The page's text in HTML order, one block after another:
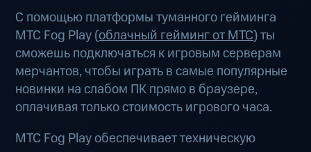
С помощью платформы туманного гейминга
МТС Fog Play (облачный гейминг от МТС) ты
сможешь подключаться к игровым серверам
мерчантов, чтобы играть в самые популярные
новинки на слабом ПК прямо в браузере,
оплачивая только стоимость игрового часа.
МТС Fog Play обеспечивает техническую